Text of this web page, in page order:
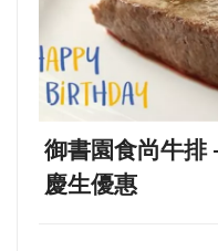
御書園食尚牛排
慶生優惠